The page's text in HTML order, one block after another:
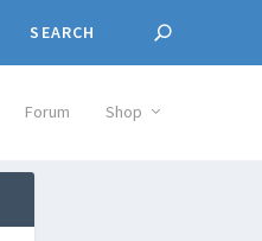
Forum Shop